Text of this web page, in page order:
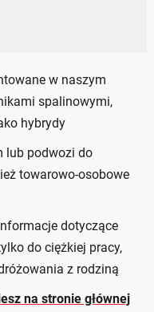
w naszym
spalinowymi,
hybrydy
lub podwozi do
towarowo-osobowe
dotyczące
do ciężkiej pracy,
z rodziną
na stronie głównej